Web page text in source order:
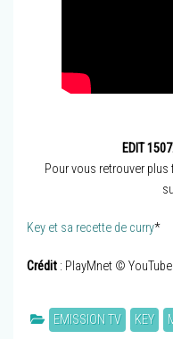
EDIT
Pour vous retrouver
Key et sa recette de curry*
Crédit : PlayMnet © YouTube
EMISSION TV KEY